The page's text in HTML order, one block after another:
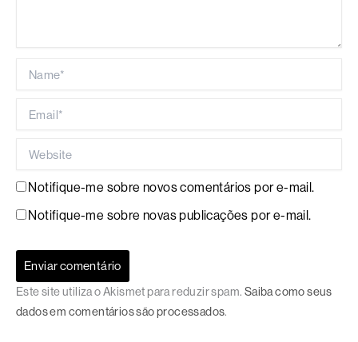
Notifique-me sobre novos comentários por e-mail.
Notifique-me sobre novas publicações por e-mail.
Este site utiliza o Akismet para reduzir spam. Saiba como seus
dados em comentários são processados.